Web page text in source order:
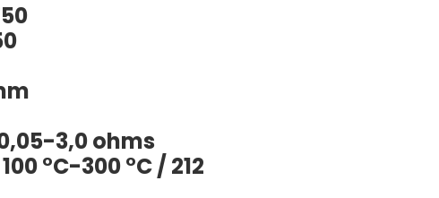
3,0 ohms
°C-300 °C / 212